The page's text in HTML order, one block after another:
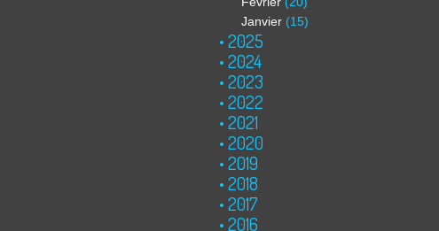
Janvier (15)
2025
2024
2023
2022
2021
2020
2019
2018
2017
2016